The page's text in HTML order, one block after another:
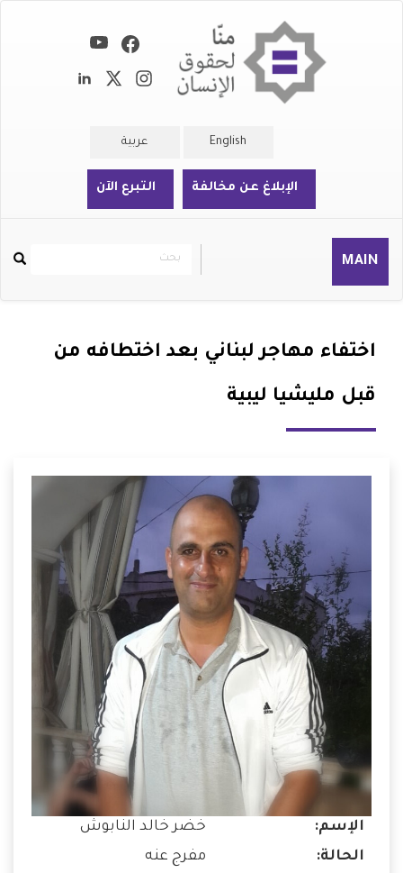
English عربية
الإبلاغ عن مخالفة التبرع الآن
MAIN
Rechercher
بحث
اختفاء مهاجر لبناني بعد اختطافه من
قبل مليشيا ليبية
الإسم:
خضر خالد النابوش
الحالة:
مفرج عنه